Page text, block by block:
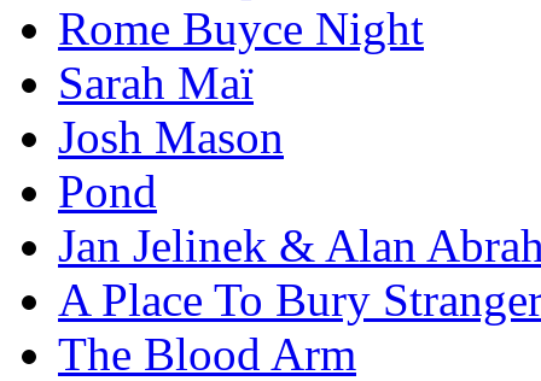
Rome Buyce Night
Sarah Maï
Josh Mason
Pond
Jan Jelinek & Alan
A Place To Bury
The Blood Arm